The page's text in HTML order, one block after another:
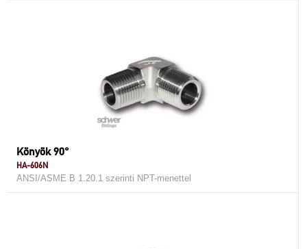
Könyök 90°
HA-606N
ANSI/ASME B 1.20.1 szerinti NPT-menettel